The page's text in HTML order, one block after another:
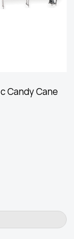
Candy Cane